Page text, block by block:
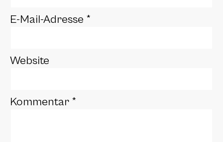
E-Mail-Adresse *
Website
Kommentar *